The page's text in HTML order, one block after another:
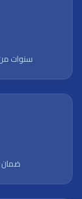
سنوات
ضمان